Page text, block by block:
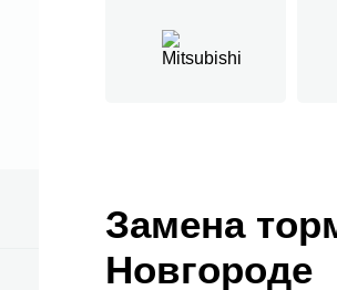
Замена
Новгороде